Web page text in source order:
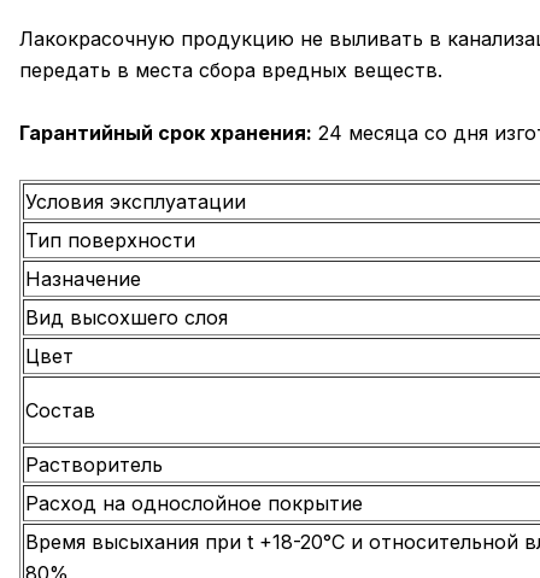
Лакокрасочную продукцию не выливать в
передать в места сбора вредных веществ.
Гарантийный срок хранения: 24 месяца со дня
Условия эксплуатации
Тип поверхности
Назначение
Вид высохшего слоя
Цвет
Состав
Растворитель
Расход на однослойное покрытие
Время высыхания при t +18-20°С и относительной
80%